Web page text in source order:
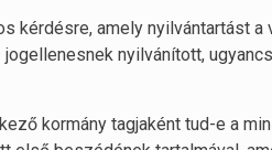
kérdésre, amely nyilvántartást
nyilvánított,
kormány tagjaként tud-e a